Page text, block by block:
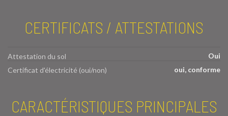
CERTIFICATS / ATTESTATIONS
Attestation du sol
Oui
Certificat d'électricité (oui/non)
oui, conforme
CARACTÉRISTIQUES PRINCIPALES